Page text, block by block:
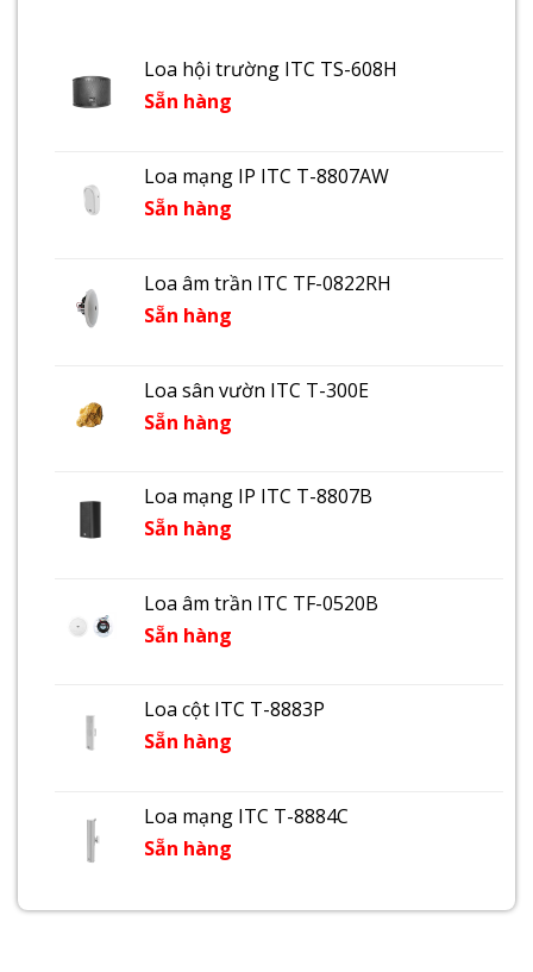
Loa hội trường ITC TS-608H
Sẵn hàng
Loa mạng IP ITC T-8807AW
Sẵn hàng
Loa âm trần ITC TF-0822RH
Sẵn hàng
Loa sân vườn ITC T-300E
Sẵn hàng
Loa mạng IP ITC T-8807B
Sẵn hàng
Loa âm trần ITC TF-0520B
Sẵn hàng
Loa cột ITC T-8883P
Sẵn hàng
Loa mạng ITC T-8884C
Sẵn hàng